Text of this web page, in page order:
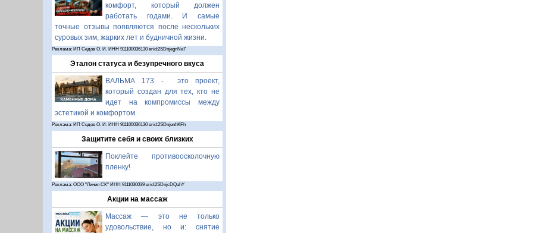
комфорт, который должен
работать годами. И самые
точные отзывы появляются после нескольких
суровых зим, жарких лет и будничной жизни.
Реклама: ИП Седов О. И. ИНН 911100036130 erid:2SDnjegnNa7
Эталон статуса и безупречного вкуса
ВАЛЬМА 173 - это проект,
который создан для тех, кто не
идет на компромиссы между
эстетикой и комфортом.
Реклама: ИП Седов О. И. ИНН 911100036130 erid:2SDnjenhKFh
Защитите себя и своих близких
Поклейте противоосколочную
пленку!
Реклама: ООО "Линия СК" ИНН 9111030039 erid:2SDnjcDQahY
Акции на массаж
Массаж — это не только
удовольствие, но и: снятие